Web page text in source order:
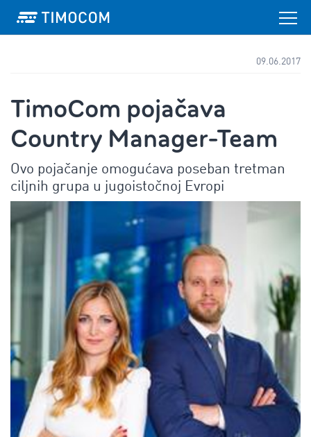
09.06.2017
TimoCom pojačava
Country Manager-Team
Ovo pojačanje omogućava poseban tretman
ciljnih grupa u jugoistočnoj Evropi